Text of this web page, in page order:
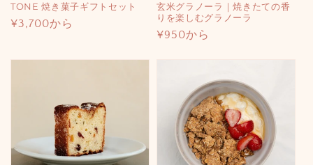
TONE 焼き菓子ギフトセット
通
価
¥3,700から
玄米グラノーラ｜焼きたての香
りを楽しむグラノーラ
通
¥950から